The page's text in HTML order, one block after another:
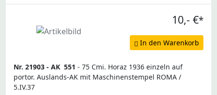
10,- €*
In den Warenkorb
Nr. 21903 - AK 551 - 75 Cmi. Horaz 1936 einzeln auf
portor. Auslands-AK mit Maschinenstempel ROMA /
5.IV.37